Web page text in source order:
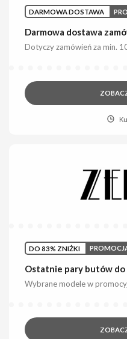
DARMOWA DOSTAWA
Darmowa dostawa
Dotyczy zamówień za min.
DO 83% ZNIŻKI
Ostatnie pary butów
Wybrane modele w